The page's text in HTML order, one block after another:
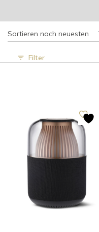
Sortieren nach neuesten
Filter